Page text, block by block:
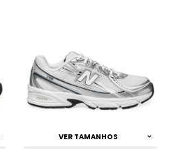
VER TAMANHOS